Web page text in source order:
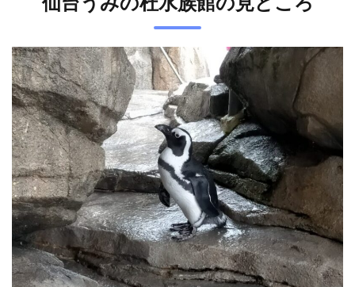
仙台うみの杜水族館の見どころ